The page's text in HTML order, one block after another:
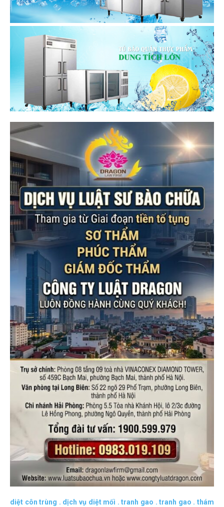
diệt côn trùng . dịch vụ diệt mối .tranh gao .tranh gao .thám